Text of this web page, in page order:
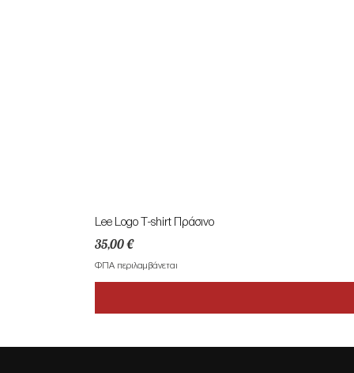
Lee Logo T-shirt Πράσινο
Τιμή
35,00 €
ΦΠΑ περιλαμβάνεται